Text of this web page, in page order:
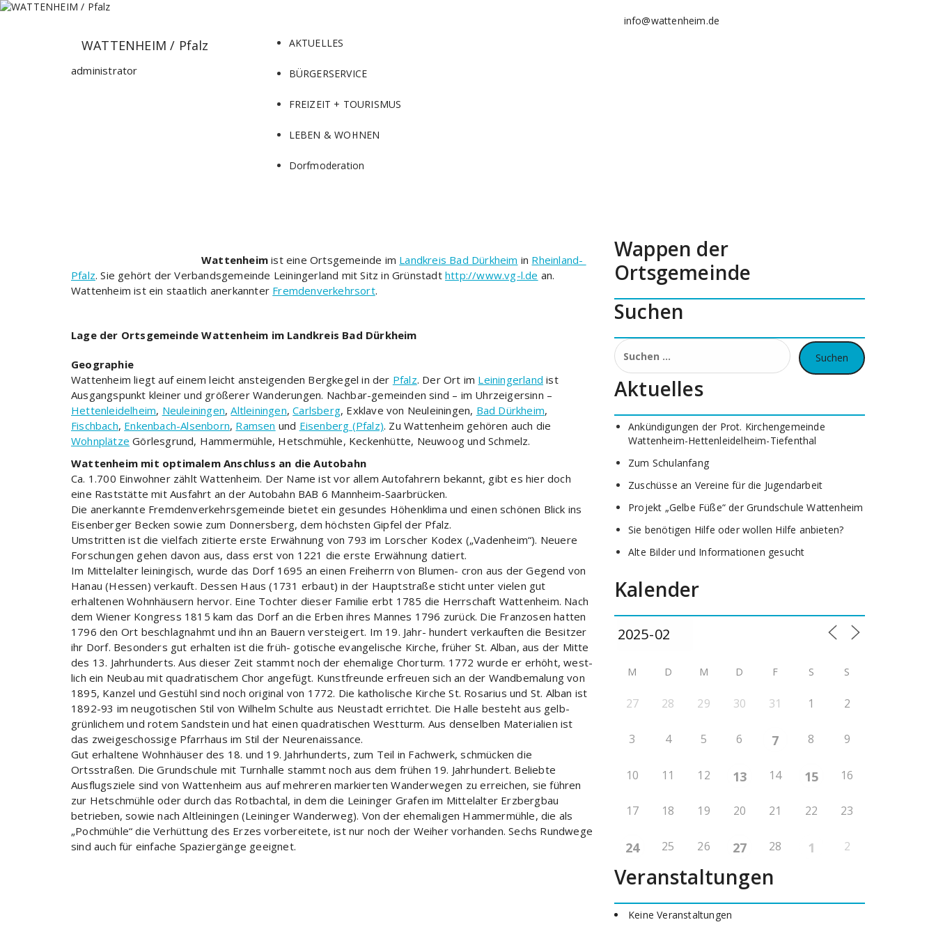
Zum
info@wattenheim.de
WATTENHEIM / Pfalz
administrator
AKTUELLES
BÜRGERSERVICE
FREIZEIT + TOURISMUS
LEBEN & WOHNEN
Dorfmoderation
Wattenheim ist eine Ortsgemeinde im Landkreis Bad Dürkheim in Rheinland-
Pfalz. Sie gehört der Verbandsgemeinde Leiningerland mit Sitz in Grünstadthttp://www.vg-l.de an.
Wattenheim ist ein staatlich anerkannter Fremdenverkehrsort.
Lage der Ortsgemeinde Wattenheim im Landkreis Bad Dürkheim
Geographie
Wattenheim liegt auf einem leicht ansteigenden Bergkegel in der Pfalz. Der Ort im Leiningerland ist
Ausgangspunkt kleiner und größerer Wanderungen. Nachbar-gemeinden sind – im Uhrzeigersinn –
Hettenleidelheim, Neuleiningen,Altleiningen,Carlsberg, Exklave von Neuleiningen, Bad Dürkheim,
Fischbach, Enkenbach-Alsenborn, Ramsen und Eisenberg (Pfalz). Zu Wattenheim gehören auch die
Wohnplätze Görlesgrund, Hammermühle, Hetschmühle, Keckenhütte, Neuwoog und Schmelz.
Wattenheim mit optimalem Anschluss an die Autobahn
Ca. 1.700 Einwohner zählt Wattenheim. Der Name ist vor allem Autofahrern bekannt, gibt es hier doch
eine Raststätte mit Ausfahrt an der Autobahn BAB 6 Mannheim-Saarbrücken.
Die anerkannte Fremdenverkehrsgemeinde bietet ein gesundes Höhenklima und einen schönen Blick ins
Eisenberger Becken sowie zum Donnersberg, dem höchsten Gipfel der Pfalz.
Umstritten ist die vielfach zitierte erste Erwähnung von 793 im Lorscher Kodex („Vadenheim“). Neuere
Forschungen gehen davon aus, dass erst von 1221 die erste Erwähnung datiert.
Im Mittelalter leiningisch, wurde das Dorf 1695 an einen Freiherrn von Blumen- cron aus der Gegend von
Hanau (Hessen) verkauft. Dessen Haus (1731 erbaut) in der Hauptstraße sticht unter vielen gut
erhaltenen Wohnhäusern hervor. Eine Tochter dieser Familie erbt 1785 die Herrschaft Wattenheim. Nach
dem Wiener Kongress 1815 kam das Dorf an die Erben ihres Mannes 1796 zurück. Die Franzosen hatten
1796 den Ort beschlagnahmt und ihn an Bauern versteigert. Im 19. Jahr- hundert verkauften die Besitzer
ihr Dorf. Besonders gut erhalten ist die früh- gotische evangelische Kirche, früher St. Alban, aus der Mitte
des 13. Jahrhunderts. Aus dieser Zeit stammt noch der ehemalige Chorturm. 1772 wurde er erhöht, west-
lich ein Neubau mit quadratischem Chor angefügt. Kunstfreunde erfreuen sich an der Wandbemalung von
1895, Kanzel und Gestühl sind noch original von 1772. Die katholische Kirche St. Rosarius und St. Alban ist
1892-93 im neugotischen Stil von Wilhelm Schulte aus Neustadt errichtet. Die Halle besteht aus gelb-
grünlichem und rotem Sandstein und hat einen quadratischen Westturm. Aus denselben Materialien ist
das zweigeschossige Pfarrhaus im Stil der Neurenaissance.
Gut erhaltene Wohnhäuser des 18. und 19. Jahrhunderts, zum Teil in Fachwerk, schmücken die
Ortsstraßen. Die Grundschule mit Turnhalle stammt noch aus dem frühen 19. Jahrhundert. Beliebte
Ausflugsziele sind von Wattenheim aus auf mehreren markierten Wanderwegen zu erreichen, sie führen
zur Hetschmühle oder durch das Rotbachtal, in dem die Leininger Grafen im Mittelalter Erzbergbau
betrieben, sowie nach Altleiningen (Leininger Wanderweg). Von der ehemaligen Hammermühle, die als
„Pochmühle“ die Verhüttung des Erzes vorbereitete, ist nur noch der Weiher vorhanden. Sechs Rundwege
sind auch für einfache Spaziergänge geeignet.
Wappen der
Ortsgemeinde
Suchen
Suchen
nach:
Aktuelles
Ankündigungen der Prot. Kirchengemeinde
Wattenheim-Hettenleidelheim-Tiefenthal
Zum Schulanfang
Zuschüsse an Vereine für die Jugendarbeit
Projekt „Gelbe Füße“ der Grundschule Wattenheim
Sie benötigen Hilfe oder wollen Hilfe anbieten?
Alte Bilder und Informationen gesucht
Kalender
M D M D F S S
27 28 29 30 31 1 2
3 4 5 6 7 8 9
10 11 12 13 14 15 16
17 18 19 20 21 22 23
24 25 26 27 28 1 2
Veranstaltungen
Keine Veranstaltungen